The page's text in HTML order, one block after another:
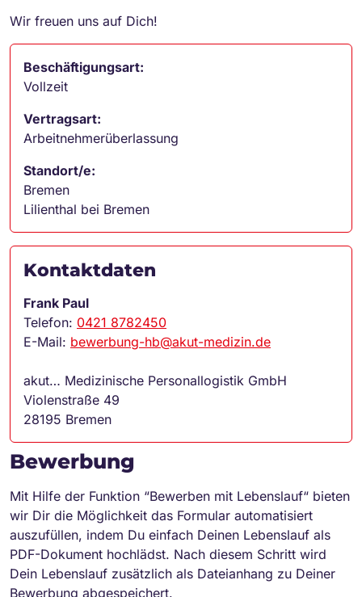
Wir freuen uns auf Dich!
Beschäftigungsart:
Vollzeit
Vertragsart:
Arbeitnehmerüberlassung
Standort/e:
Bremen
Lilienthal bei Bremen
Kontaktdaten
Frank Paul
Telefon: 0421 8782450
E-Mail: bewerbung-hb@akut-medizin.de
akut… Medizinische Personallogistik GmbH
Violenstraße 49
28195 Bremen
Bewerbung
Mit Hilfe der Funktion “Bewerben mit Lebenslauf“ bieten
wir Dir die Möglichkeit das Formular automatisiert
auszufüllen, indem Du einfach Deinen Lebenslauf als
PDF-Dokument hochlädst. Nach diesem Schritt wird
Dein Lebenslauf zusätzlich als Dateianhang zu Deiner
Bewerbung abgespeichert.